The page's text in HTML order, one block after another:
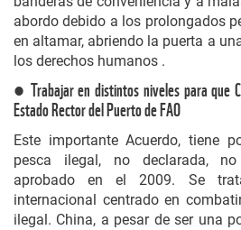
abordo debido a los prolongados
en altamar, abriendo la puerta a
los derechos humanos .
● Trabajar en distintos niveles para que
Estado Rector del Puerto de FAO
Este importante Acuerdo, tiene
pesca ilegal, no declarada,
aprobado en el 2009. Se
internacional centrado en
ilegal. China, a pesar de ser una